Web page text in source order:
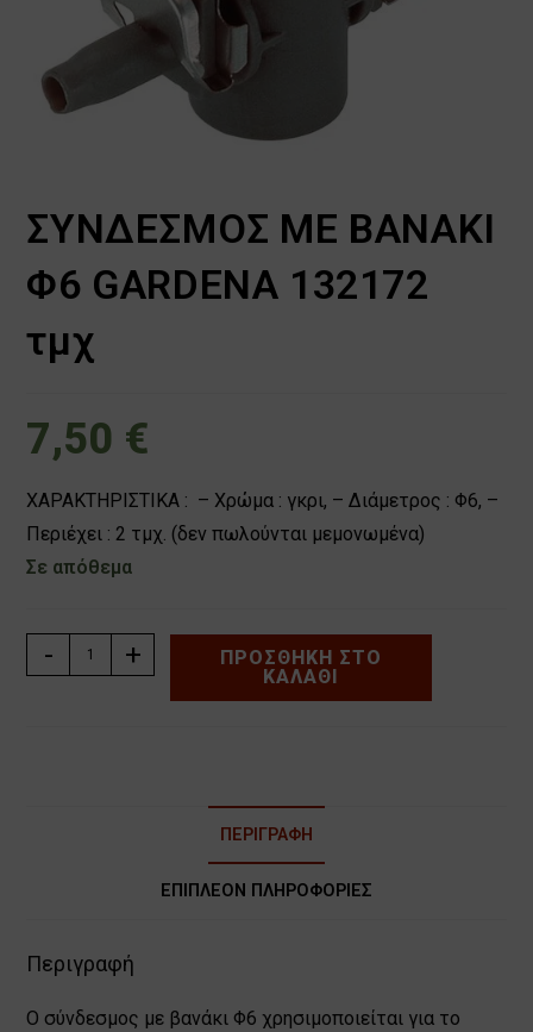
ΣΥΝΔΕΣΜΟΣ ΜΕ ΒΑΝΑΚΙ
Φ6 GARDENA 132172
τμχ
7,50 €
ΧΑΡΑΚΤΗΡΙΣΤΙΚΑ : – Χρώμα : γκρι, – Διάμετρος : Φ6, –
Περιέχει : 2 τμχ. (δεν πωλούνται μεμονωμένα)
Σε απόθεμα
ΣΥΝΔΕΣΜΟΣ
ΜΕ
- +
ΠΡΟΣΘΉΚΗ ΣΤΟ
ΚΑΛΆΘΙ
ΠΕΡΙΓΡΑΦΉ
ΕΠΙΠΛΈΟΝ ΠΛΗΡΟΦΟΡΊΕΣ
Περιγραφή
Ο σύνδεσμος με βανάκι Φ6 χρησιμοποιείται για το